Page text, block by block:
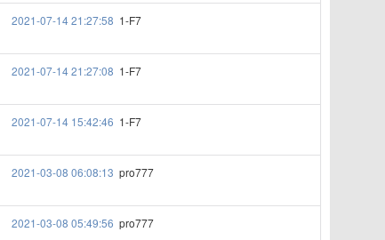
2021-07-14 21:27:58 1-F7
2021-07-14 21:27:08 1-F7
2021-07-14 15:42:46 1-F7
2021-03-08 06:08:13 pro777
2021-03-08 05:49:56 pro777